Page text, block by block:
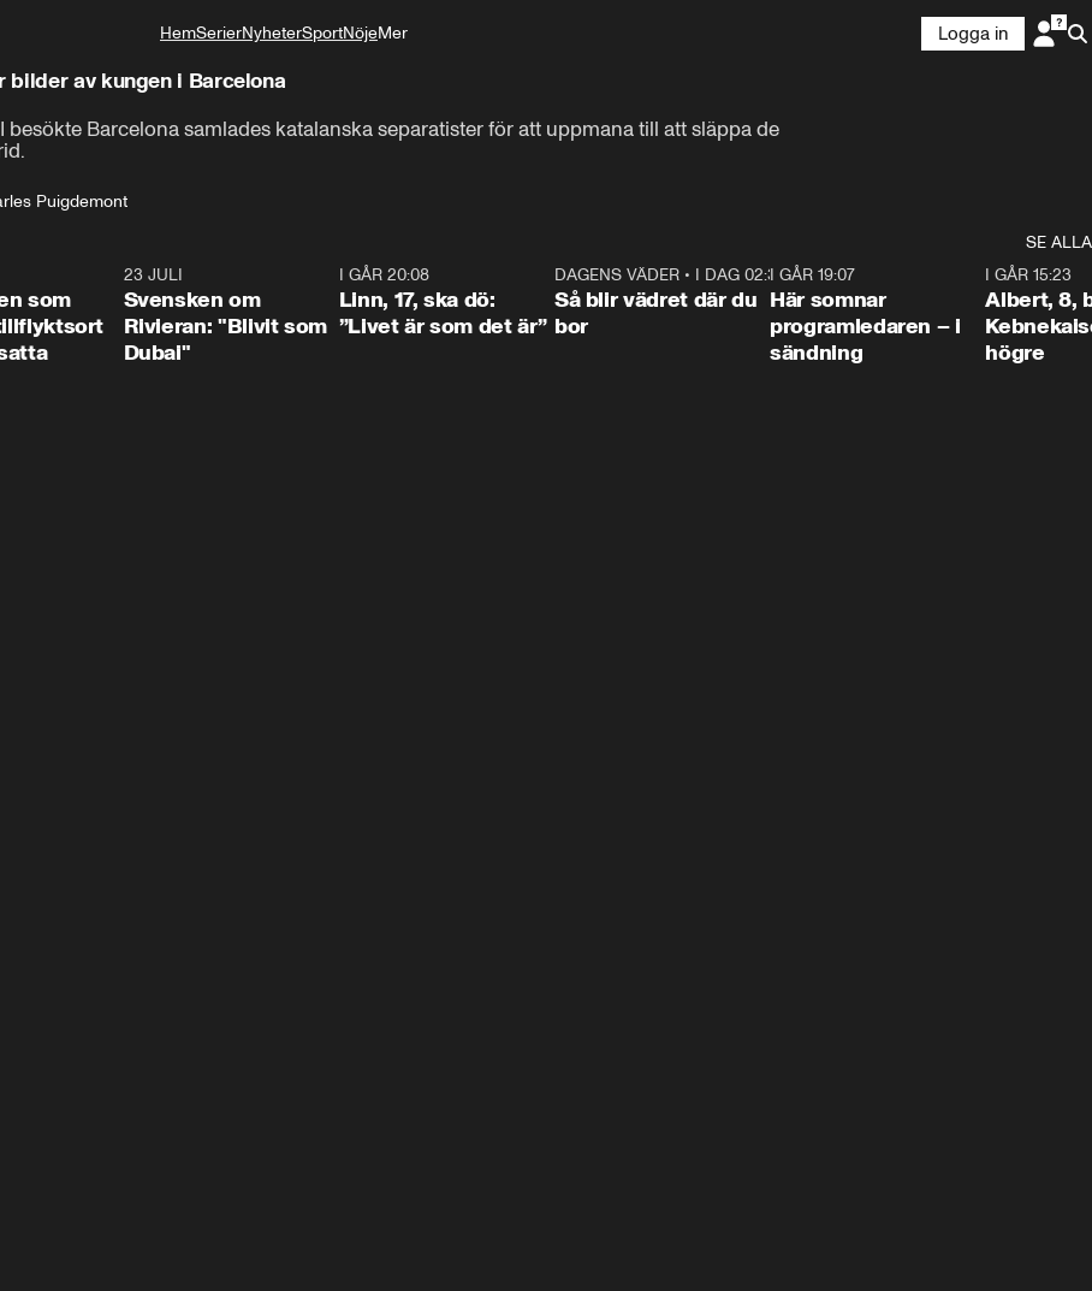
HemSerierNyheterSportNöjeMer
Logga in
av kungen i Barcelona
besökte Barcelona samlades katalanska separatister för att uppmana till att släppa de
Puigdemont
SE ALLA
som
23 JULI
Svensken om
Rivieran: "Blivit som
Dubai"
I GÅR 20:08
Linn, 17, ska dö:
”Livet är som det är”
1:06
DAGENS VÄDER• I DAG 02:30
Så blir vädret där du
bor
I GÅR 19:07
Här somnar
programledaren – i
sändning
I GÅR 15:23
Albert, 8,
högre